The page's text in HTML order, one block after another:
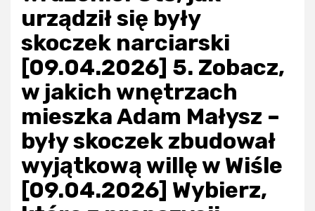
urządził się były
skoczek narciarski
[09.04.2026] 5. Zobacz,
w jakich wnętrzach
mieszka Adam Małysz –
były skoczek zbudował
wyjątkową willę w Wiśle
[09.04.2026] Wybierz,